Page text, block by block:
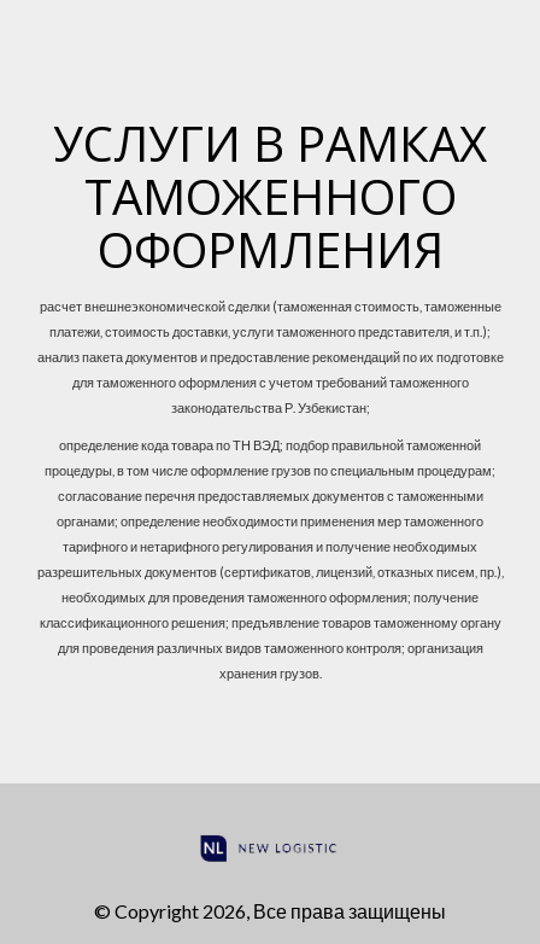
УСЛУГИ В РАМКАХ
ТАМОЖЕННОГО
ОФОРМЛЕНИЯ
расчет внешнеэкономической сделки (таможенная стоимость, таможенные
платежи, стоимость доставки, услуги таможенного представителя, и т.п.);
анализ пакета документов и предоставление рекомендаций по их подготовке
для таможенного оформления с учетом требований таможенного
законодательства Р. Узбекистан;
определение кода товара по ТН ВЭД; подбор правильной таможенной
процедуры, в том числе оформление грузов по специальным процедурам;
согласование перечня предоставляемых документов с таможенными
органами; определение необходимости применения мер таможенного
тарифного и нетарифного регулирования и получение необходимых
разрешительных документов (сертификатов, лицензий, отказных писем, пр.),
необходимых для проведения таможенного оформления; получение
классификационного решения; предъявление товаров таможенному органу
для проведения различных видов таможенного контроля; организация
хранения грузов.
© Copyright 2026, Все права защищены